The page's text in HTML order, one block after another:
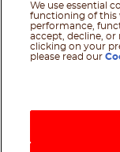
We use essential
functioning of this
performance,
accept, decline, or
clicking on your
please read our